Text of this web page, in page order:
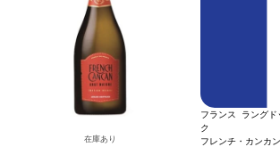
在庫あり
フランス ラングド
ク
フレンチ・カンカ